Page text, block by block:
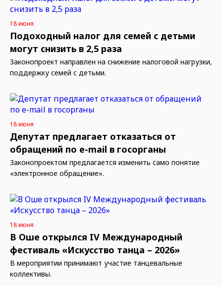
18 июня
Подоходный налог для семей с детьми
могут снизить в 2,5 раза
Законопроект направлен на снижение налоговой нагрузки,
поддержку семей с детьми.
18 июня
Депутат предлагает отказаться от
обращений по e-mail в госорганы
Законопроектом предлагается изменить само понятие
«электронное обращение».
18 июня
В Оше открылся IV Международный
фестиваль «Искусство танца – 2026»
В мероприятии принимают участие танцевальные
коллективы.